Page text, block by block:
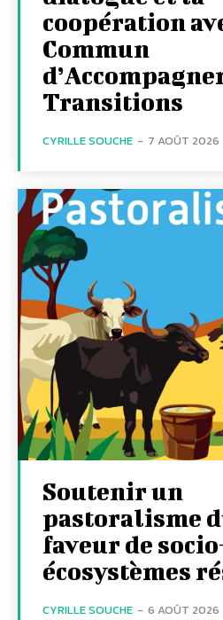
coopération
Commun
Transitions
CYRILLE SOUCHE - 7 AOÛT 2026
Soutenir un
pastoralisme
faveur de
écosystèmes
CYRILLE SOUCHE - 6 AOÛT 2026